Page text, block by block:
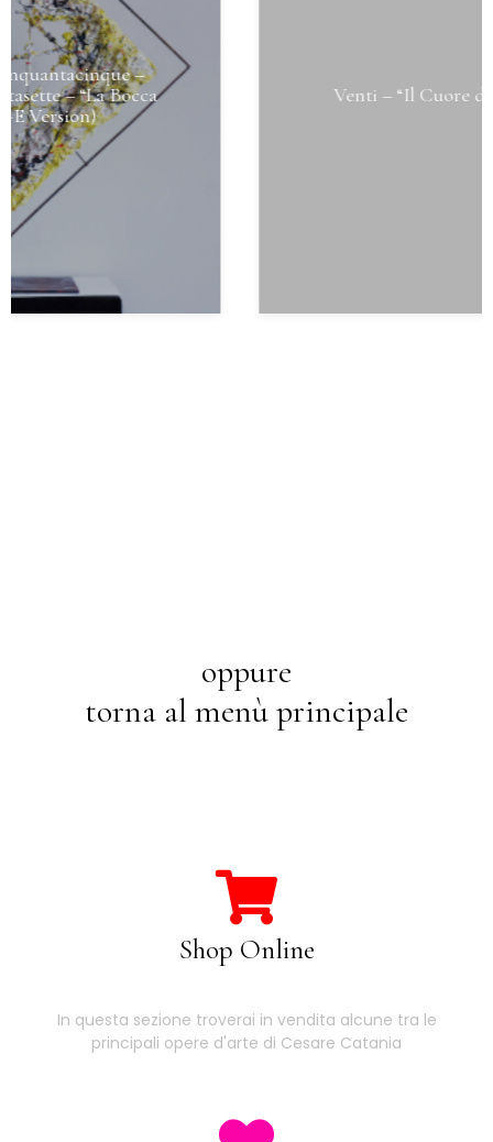
Venti – “Il Cuore della Terra” A Version
oppure
torna al menù principale
Shop Online
In questa sezione troverai in vendita alcune tra le
principali opere d'arte di Cesare Catania